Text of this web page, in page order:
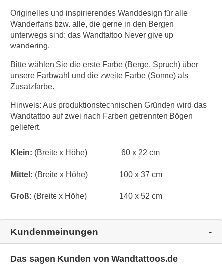
Originelles und inspirierendes Wanddesign für alle
Wanderfans bzw. alle, die gerne in den Bergen
unterwegs sind: das Wandtattoo Never give up
wandering.
Bitte wählen Sie die erste Farbe (Berge, Spruch) über
unsere Farbwahl und die zweite Farbe (Sonne) als
Zusatzfarbe.
Hinweis: Aus produktionstechnischen Gründen wird das
Wandtattoo auf zwei nach Farben getrennten Bögen
geliefert.
Klein: (Breite x Höhe) 60 x 22 cm
Mittel: (Breite x Höhe) 100 x 37 cm
Groß: (Breite x Höhe) 140 x 52 cm
Kundenmeinungen
Das sagen Kunden von Wandtattoos.de